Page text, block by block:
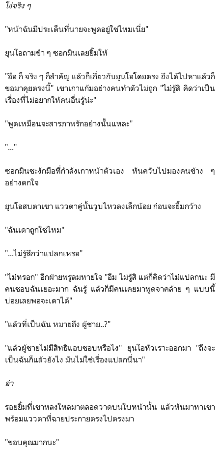
โง่จริง ๆ
"หน้าฉันมีประเด็นที่นายจะพูดอยู่ใช่ไหมเนี่ย"
ยุนโอถามขำ ๆ ซอกมินเลยยิ้มให้
"อือ ก็ จริง ๆ ก็สำคัญ แล้วก็เกี่ยวกับยุนโอโดยตรง ถึงได้ไปหาแล้วก็
ขอมาคุยตรงนี้" เขาเกาแก้มอย่างคนทำตัวไม่ถูก "ไม่รู้สิ คิดว่าเป็น
เรื่องที่ไม่อยากให้คนอื่นรู้น่ะ"
"พูดเหมือนจะสารภาพรักอย่างนั้นแหละ"
"..."
ซอกมินชะงักมือที่กำลังเกาหน้าตัวเอง หันควับไปมองคนข้าง ๆ
อย่างตกใจ
ยุนโอสบตาเขา แววตาคู่นั้นวูบไหวลงเล็กน้อย ก่อนจะยิ้มกว้าง
"ฉันเดาถูกใช่ไหม"
"...ไม่รู้สึกว่าแปลกเหรอ"
"ไม่หรอก" อีกฝ่ายพรูลมหายใจ "อืม ไม่รู้สิ แต่ก็คิดว่าไม่แปลกนะ มี
คนชอบฉันเยอะมาก ฉันรู้ แล้วก็มีคนเคยมาพูดจาคล้าย ๆ แบบนี้
บ่อยเลยพอจะเดาได้"
"แล้วที่เป็นฉัน หมายถึง ผู้ชาย..?"
"แล้วผู้ชายไม่มีสิทธิแอบชอบหรือไง" ยุนโอหัวเราะออกมา "ถึงจะ
เป็นฉันก็แล้วยังไง มันไม่ใช่เรื่องแปลกนี่นา"
อ่า
รอยยิ้มที่เขาหลงใหลมาตลอดวาดบนใบหน้านั้น แล้วหันมาหาเขา
พร้อมแววตาที่ฉายประกายตรงไปตรงมา
"ขอบคุณมากนะ"